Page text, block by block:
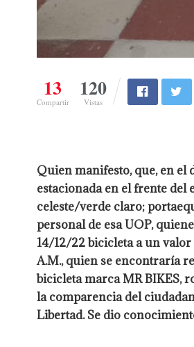
13
Compartir
120
Vistas
Quien manifesto, que, en el
estacionada en el frente del
celeste/verde claro;
personal de esa UOP,
14/12/22 bicicleta a un
A.M., quien se encontraría
bicicleta marca MR BIKES,
la comparencia del
Libertad. Se dio